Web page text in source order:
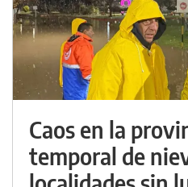
Caos en la
temporal de